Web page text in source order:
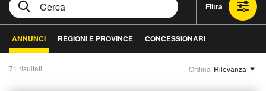
Filtra
ANNUNCI REGIONI E PROVINCE CONCESSIONARI
71 risultati Ordina Rilevanza